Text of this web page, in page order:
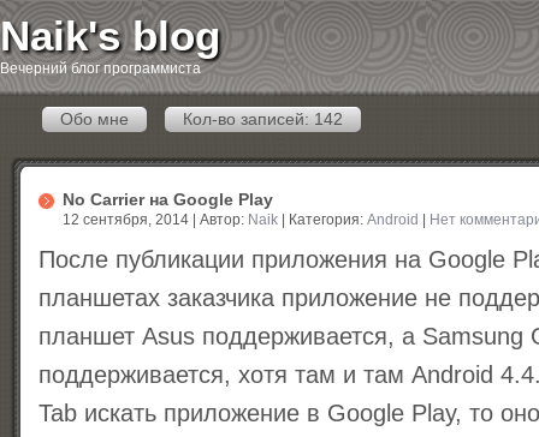
Naik's blog
Вечерний блог программиста
Обо мне Кол-во записей: 142
No Carrier на Google Play
12 сентября, 2014 | Автор: Naik | Категория:Android Нет
После публикации приложения на Google
планшетах заказчика приложение не
планшет Asus поддерживается, а Samsung
поддерживается, хотя там и там Android
Tab искать приложение в Google Play, то